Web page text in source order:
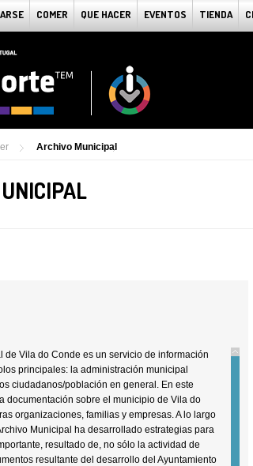
COMER QUE HACER EVENTOS TIENDA
Archivo Municipal
de Vila do Conde es un servicio de información
principales: la administración municipal
ciudadanos/población en general. En este
documentación sobre el municipio de Vila do
organizaciones, familias y empresas. A lo largo
Municipal ha desarrollado estrategias para
resultado de, no sólo la actividad de
resultante del desarrollo del Ayuntamiento